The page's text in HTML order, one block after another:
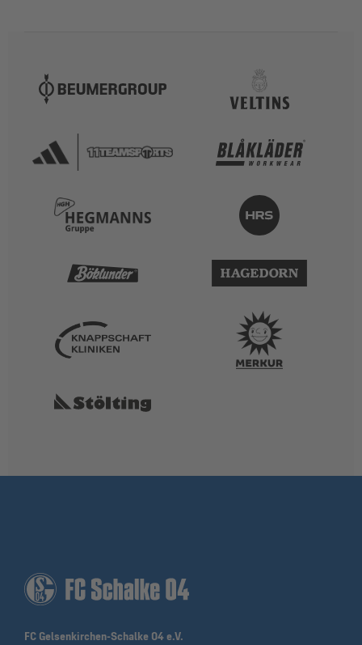
FC Gelsenkirchen-Schalke 04 e.V.